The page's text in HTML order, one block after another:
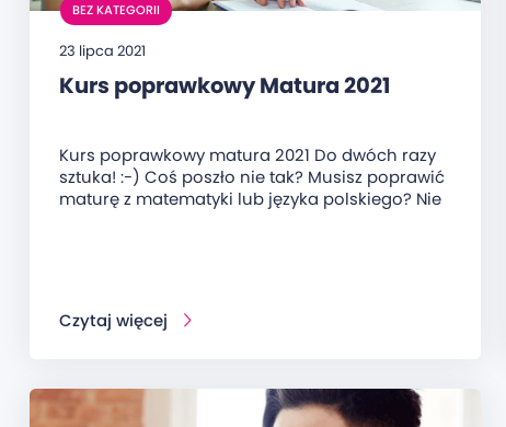
BEZ KATEGORII
23 lipca 2021
Kurs poprawkowy Matura 2021
Kurs poprawkowy matura 2021 Do dwóch razy
sztuka! :-) Coś poszło nie tak? Musisz poprawić
maturę z matematyki lub języka polskiego? Nie
Czytaj więcej